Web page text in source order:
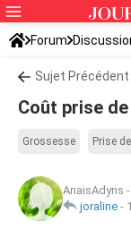
Forum
Sujet Précédent
Coût prise
Grossesse Prise
AnaisAdyns -
joraline -